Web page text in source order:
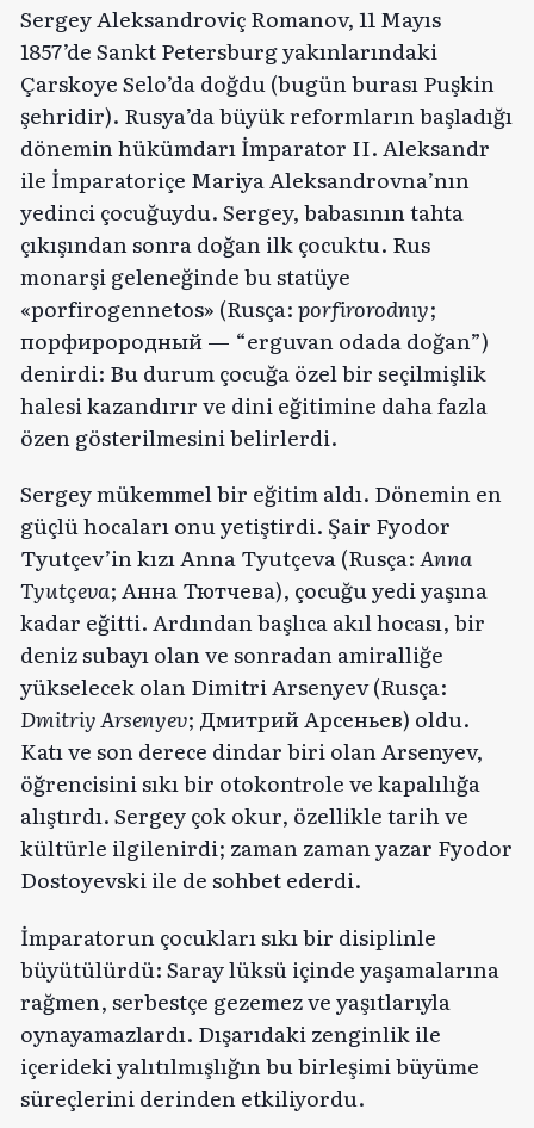
Sergey Aleksandroviç Romanov, 11 Mayıs
1857’de Sankt Petersburg yakınlarındaki
Çarskoye Selo’da doğdu (bugün burası Puşkin
şehridir). Rusya’da büyük reformların başladığı
dönemin hükümdarı İmparator II. Aleksandr
ile İmparatoriçe Mariya Aleksandrovna’nın
yedinci çocuğuydu. Sergey, babasının tahta
çıkışından sonra doğan ilk çocuktu. Rus
monarşi geleneğinde bu statüye
«porfirogennetos» (Rusça:porfirorodnıy;
порфирородный — “erguvan odada doğan”)
denirdi: Bu durum çocuğa özel bir seçilmişlik
halesi kazandırır ve dini eğitimine daha fazla
özen gösterilmesini belirlerdi.
Sergey mükemmel bir eğitim aldı. Dönemin en
güçlü hocaları onu yetiştirdi. Şair Fyodor
Tyutçev’in kızı Anna Tyutçeva (Rusça:Anna
Tyutçeva; Анна Тютчева), çocuğu yedi yaşına
kadar eğitti. Ardından başlıca akıl hocası, bir
deniz subayı olan ve sonradan amiralliğe
yükselecek olan Dimitri Arsenyev (Rusça:
Dmitriy Arsenyev; Дмитрий Арсеньев) oldu.
Katı ve son derece dindar biri olan Arsenyev,
öğrencisini sıkı bir otokontrole ve kapalılığa
alıştırdı. Sergey çok okur, özellikle tarih ve
kültürle ilgilenirdi; zaman zaman yazar Fyodor
Dostoyevski ile de sohbet ederdi.
İmparatorun çocukları sıkı bir disiplinle
büyütülürdü: Saray lüksü içinde yaşamalarına
rağmen, serbestçe gezemez ve yaşıtlarıyla
oynayamazlardı. Dışarıdaki zenginlik ile
içerideki yalıtılmışlığın bu birleşimi büyüme
süreçlerini derinden etkiliyordu.